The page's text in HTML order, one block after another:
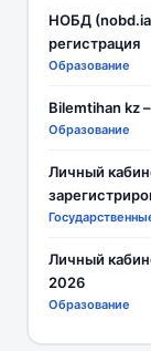
НОБД
регистрация
Образование
Bilemtihan kz
Образование
Личный
Личный
2026
Образование